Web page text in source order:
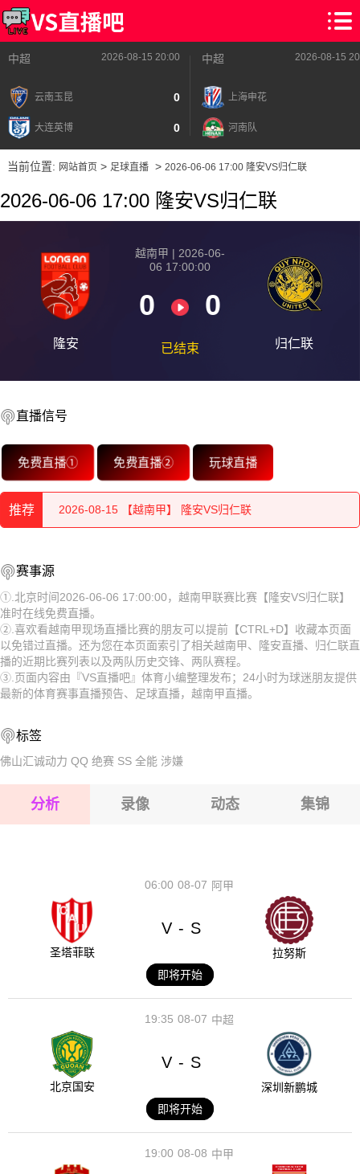
中超 2026-08-15 20:00
云南玉昆 0
大连英博 0
中超 2026-08-15
上海申花
河南队
当前位置: 网站首页> 足球直播> 2026-06-06 17:00 隆安VS归仁联
2026-06-06 17:00 隆安VS归仁联
隆安
越南甲 | 2026-06-
06 17:00:00
0 0
已结束 归仁联
直播信号
免费直播① 免费直播② 玩球直播
推荐
2026-08-15 【越南甲】 隆安VS归仁联
2026-08-15 【越南甲】 隆安VS归仁联
2026-08-15 【越南甲】 隆安VS归仁联
2026-08-15 【越南甲】 隆安VS归仁联
2026-08-15 【越南甲】 隆安VS归仁联
2026-08-15 【越南甲】 隆安VS归仁联
2026-08-15 【越南甲】 隆安VS归仁联
2026-08-15 【越南甲】 隆安VS归仁联
2026-08-15 【越南甲】 隆安VS归仁联
赛事源
①.北京时间2026-06-06 17:00:00，越南甲联赛比赛【隆安VS归仁联】
准时在线免费直播。
②.喜欢看越南甲现场直播比赛的朋友可以提前【CTRL+D】收藏本页面
以免错过直播。还为您在本页面索引了相关越南甲、隆安直播、归仁联直
播的近期比赛列表以及两队历史交锋、两队赛程。
③.页面内容由『VS直播吧』体育小编整理发布；24小时为球迷朋友提供
最新的体育赛事直播预告、足球直播，越南甲直播。
标签
佛山汇诚动力 QQ 绝赛 SS 全能 涉嫌
分析 录像 动态 集锦
08-07
06:00 阿甲
圣塔菲联
V - S
拉努斯
即将开始
08-07
19:35 中超
北京国安
V - S
深圳新鹏城
即将开始
08-08
19:00 中甲